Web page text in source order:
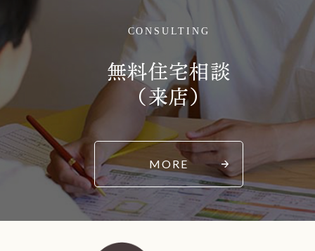
CONSULTING
無料住宅相談
（来店）
MORE